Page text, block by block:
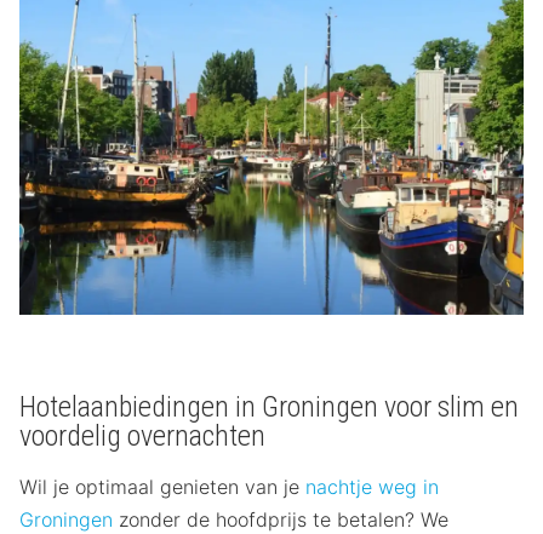
Hotelaanbiedingen in Groningen voor slim en
voordelig overnachten
Wil je optimaal genieten van je nachtje weg in
Groningen zonder de hoofdprijs te betalen? We